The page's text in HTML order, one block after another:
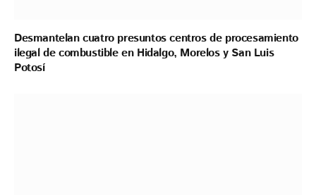
Desmantelan cuatro presuntos centros de procesamiento
ilegal de combustible en Hidalgo, Morelos y San Luis
Potosí